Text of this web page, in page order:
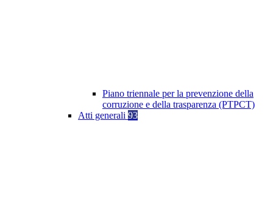
Piano triennale per la prevenzione della
corruzione e della trasparenza (PTPCT)
Atti generali 93